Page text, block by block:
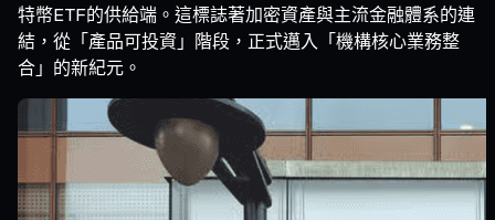
特幣ETF的供給端。這標誌著加密資產與主流金融體系的連
結，從「產品可投資」階段，正式邁入「機構核心業務整
合」的新紀元。